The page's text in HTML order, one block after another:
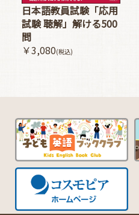
日本語教員試験「応用
試験 聴解」解ける500
問
￥3,080(税込)